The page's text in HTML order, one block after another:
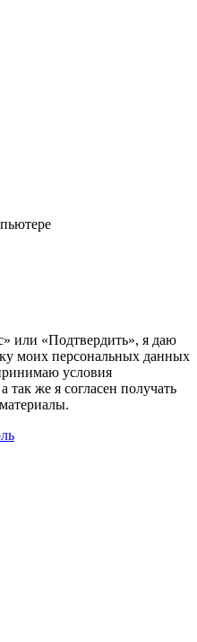
или «Подтвердить», я даю
моих персональных данных
условия
а так же я согласен получать